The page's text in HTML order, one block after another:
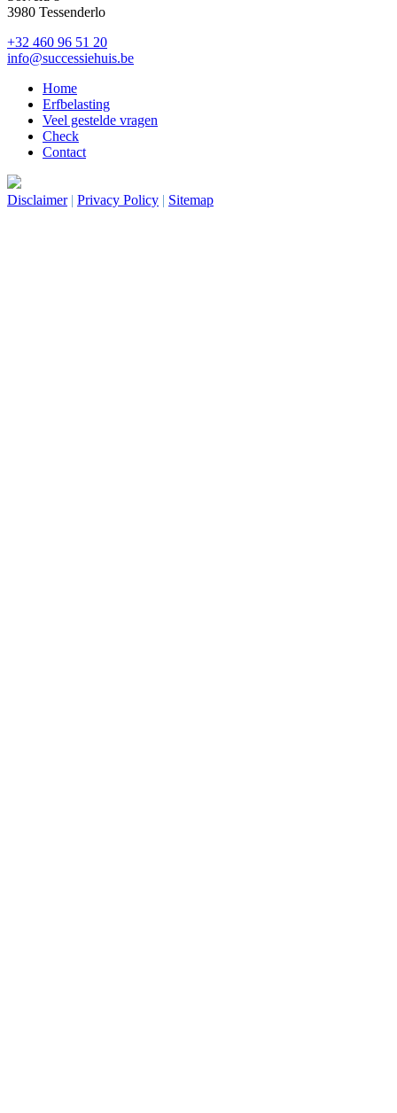
3980 Tessenderlo
+32 460 96 51 20
info@successiehuis.be
Home
Erfbelasting
Veel gestelde vragen
Check
Contact
Disclaimer | Privacy Policy | Sitemap